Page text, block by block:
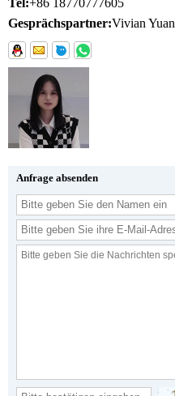
Tel:+86 18770777605
Gesprächspartner:Vivian Yuan
Anfrage absenden